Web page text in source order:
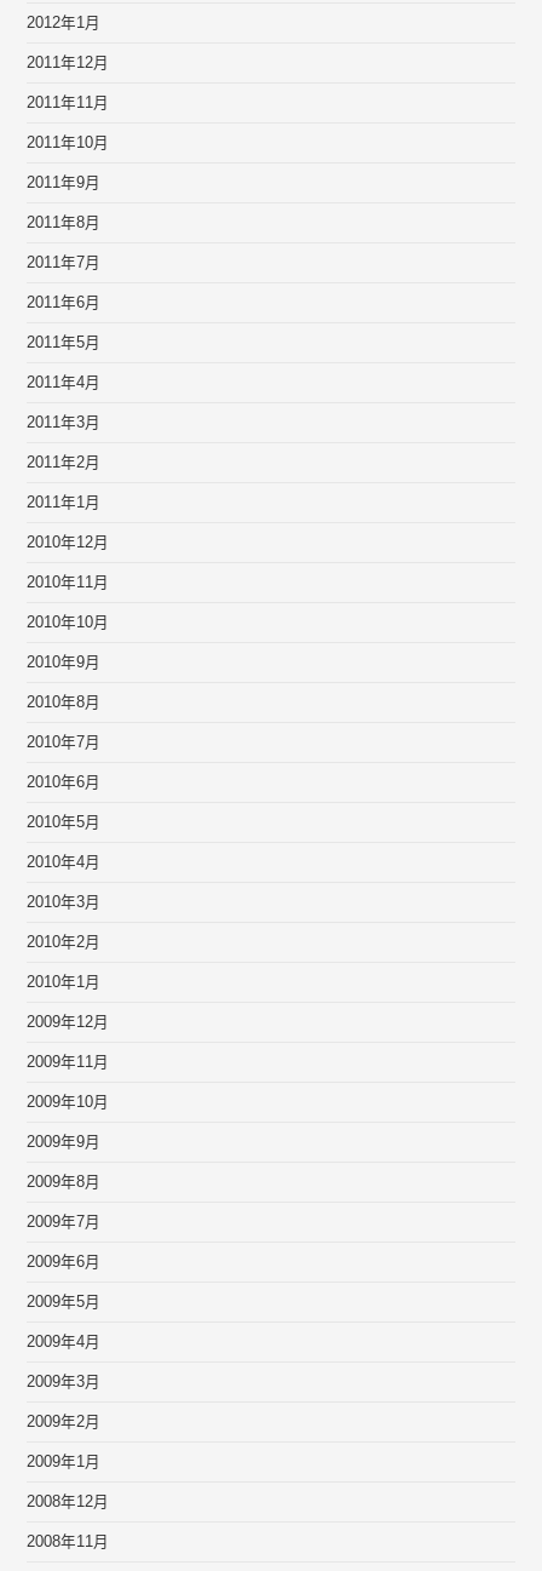
2012年1月
2011年12月
2011年11月
2011年10月
2011年9月
2011年8月
2011年7月
2011年6月
2011年5月
2011年4月
2011年3月
2011年2月
2011年1月
2010年12月
2010年11月
2010年10月
2010年9月
2010年8月
2010年7月
2010年6月
2010年5月
2010年4月
2010年3月
2010年2月
2010年1月
2009年12月
2009年11月
2009年10月
2009年9月
2009年8月
2009年7月
2009年6月
2009年5月
2009年4月
2009年3月
2009年2月
2009年1月
2008年12月
2008年11月